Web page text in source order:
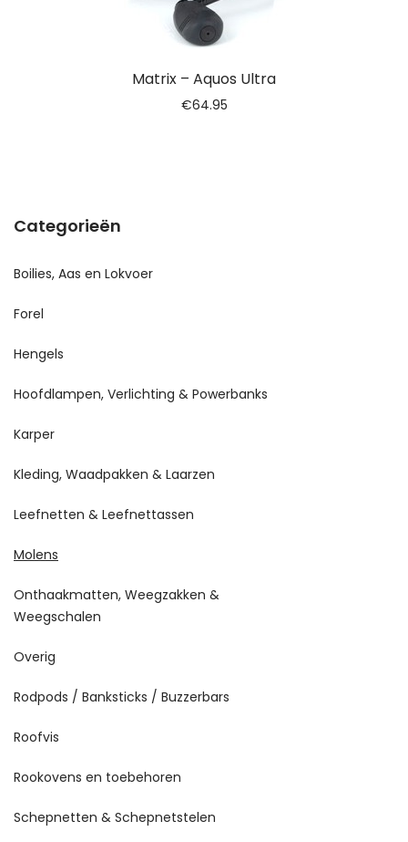
Matrix – Aquos Ultra
€64.95
Categorieën
Boilies, Aas en Lokvoer
Forel
Hengels
Hoofdlampen, Verlichting & Powerbanks
Karper
Kleding, Waadpakken & Laarzen
Leefnetten & Leefnettassen
Molens
Onthaakmatten, Weegzakken &
Weegschalen
Overig
Rodpods / Banksticks / Buzzerbars
Roofvis
Rookovens en toebehoren
Schepnetten & Schepnetstelen